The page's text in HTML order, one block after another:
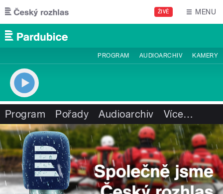
Přejít k hlavnímu obsahu
ŽIVĚ MENU
PROGRAM AUDIOARCHIV KAMERY
Program Pořady Audioarchiv Více…